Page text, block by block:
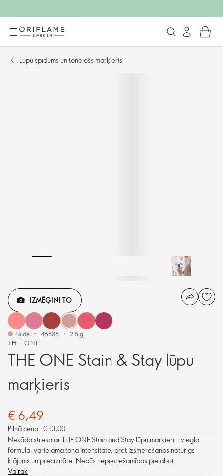
Lūpu spīdums un tonējošs marķieris
THE ONE
THE ONE Stain & Stay lūpu
marķieris
IZMĒĢINI TO
Nude 46888 2.5 g.
€ 6,49
Pilnā cena: € 13,00
Nekāda stresa ar THE ONE Stain and Stay lūpu marķieri – viegla
formula, variējama toņa intensitāte, pret izsmērēšanos noturīgs
klājums un precizitāte. Nebūs nepieciešamības pielabot.
Vairāk